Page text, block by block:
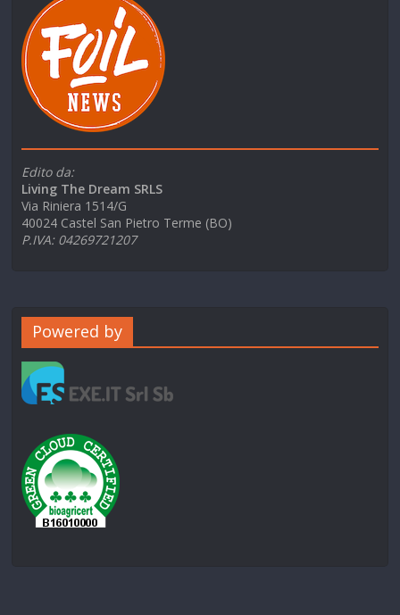
Edito da:
Living The Dream SRLS
Via Riniera 1514/G
40024 Castel San Pietro Terme (BO)
P.IVA: 04269721207
Powered by